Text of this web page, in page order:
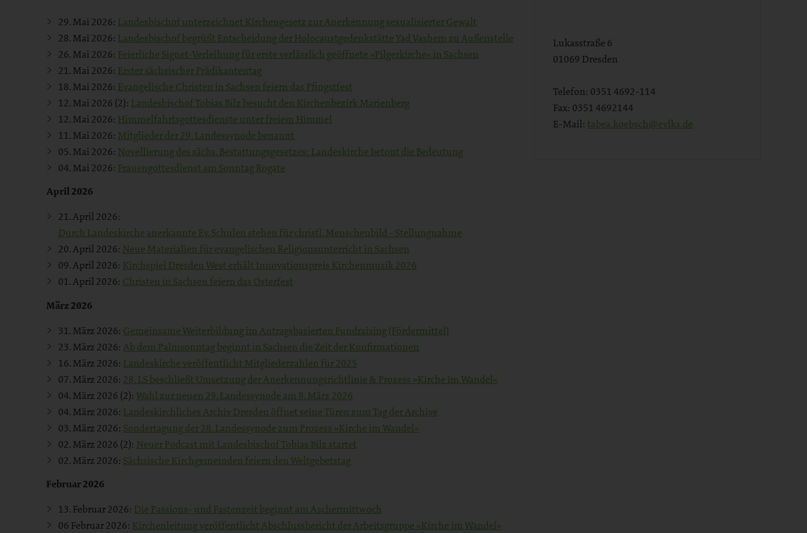
29. Mai 2026: Landesbischof unterzeichnet Kirchengesetz zur Anerkennung sexualisierter Gewalt
28. Mai 2026: Landesbischof begrüßt Entscheidung der Holocaustgedenkstätte Yad Vashem zu Außenstelle
26. Mai 2026: Feierliche Signet-Verleihung für erste verlässlich geöffnete »Pilgerkirche« in Sachsen
21. Mai 2026: Erster sächsischer Prädikantentag
18. Mai 2026: Evangelische Christen in Sachsen feiern das Pfingstfest
12. Mai 2026 (2): Landesbischof Tobias Bilz besucht den Kirchenbezirk Marienberg
12. Mai 2026: Himmelfahrtsgottesdienste unter freiem Himmel
11. Mai 2026: Mitglieder der 29. Landessynode benannt
05. Mai 2026: Novellierung des sächs. Bestattungsgesetzes: Landeskirche betont die Bedeutung
04. Mai 2026: Frauengottesdienst am Sonntag Rogate
April 2026
21. April 2026:
Durch Landeskirche anerkannte Ev. Schulen stehen für christl. Menschenbild - Stellungnahme
20. April 2026: Neue Materialien für evangelischen Religionsunterricht in Sachsen
09. April 2026: Kirchspiel Dresden West erhält Innovationspreis Kirchenmusik 2026
01. April 2026: Christen in Sachsen feiern das Osterfest
März 2026
31. März 2026: Gemeinsame Weiterbildung im Antragsbasierten Fundraising (Fördermittel)
23. März 2026: Ab dem Palmsonntag beginnt in Sachsen die Zeit der Konfirmationen
16. März 2026: Landeskirche veröffentlicht Mitgliederzahlen für 2025
07. März 2026: 28. LS beschließt Umsetzung der Anerkennungsrichtlinie & Prozess »Kirche im Wandel«
04. März 2026 (2): Wahl zur neuen 29. Landessynode am 8. März 2026
04. März 2026: Landeskirchliches Archiv Dresden öffnet seine Türen zum Tag der Archive
03. März 2026: Sondertagung der 28. Landessynode zum Prozess »Kirche im Wandel«
02. März 2026 (2): Neuer Podcast mit Landesbischof Tobias Bilz startet
02. März 2026: Sächsische Kirchgemeinden feiern den Weltgebetstag
Februar 2026
13. Februar 2026: Die Passions- und Fastenzeit beginnt am Aschermittwoch
06 Februar 2026: Kirchenleitung veröffentlicht Abschlussbericht der Arbeitsgruppe »Kirche im Wandel«
Lukasstraße 6
01069 Dresden
Telefon: 0351 4692-114
Fax: 0351 4692144
E-Mail: tabea.koebsch@evlks.de